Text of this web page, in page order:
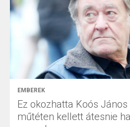
EMBEREK
Ez okozhatta Koós
műtéten kellett átesnie